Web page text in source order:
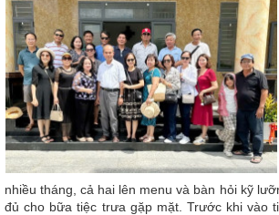
nhiều tháng, cả hai lên menu và bàn hỏi kỹ
đủ cho bữa tiệc trưa gặp mặt. Trước khi vào